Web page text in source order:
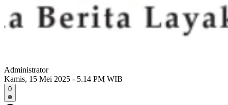
Administrator
Kamis, 15 Mei 2025 - 5.14 PM WIB
0